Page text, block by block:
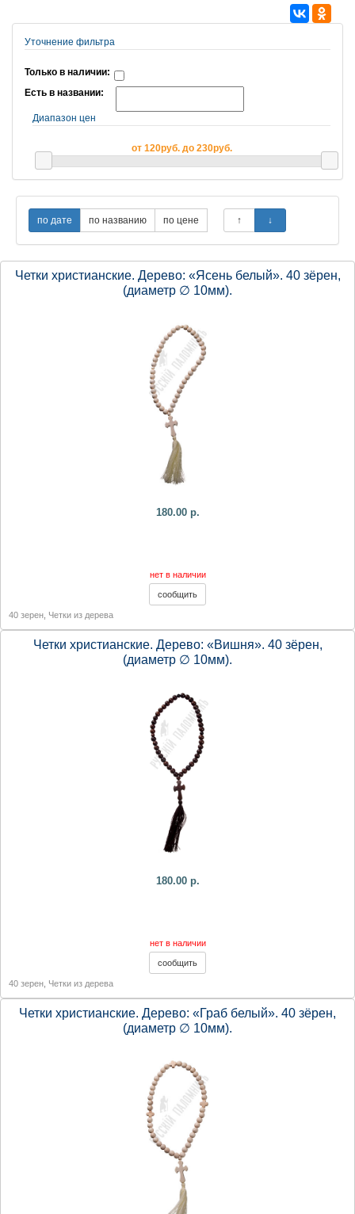
Уточнение фильтра
Только в наличии:
Есть в названии:
Диапазон цен
от 120руб. до 230руб.
Четки христианские. Дерево: «Ясень белый». 40 зёрен,
(диаметр ∅ 10мм).
180.00 р.
нет в наличии
40 зерен Четки из дерева
Четки христианские. Дерево: «Вишня». 40 зёрен,
(диаметр ∅ 10мм).
180.00 р.
нет в наличии
40 зерен Четки из дерева
Четки христианские. Дерево: «Граб белый». 40 зёрен,
(диаметр ∅ 10мм).